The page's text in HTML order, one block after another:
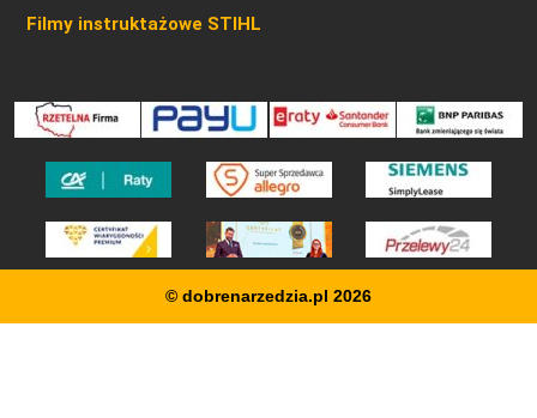
Filmy instruktażowe STIHL
© dobrenarzedzia.pl 2026